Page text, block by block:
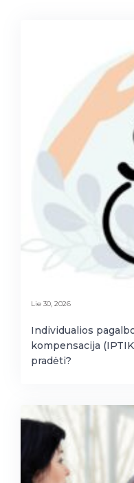
Lie 30, 2026
Individualios
kompensacija
pradėti?